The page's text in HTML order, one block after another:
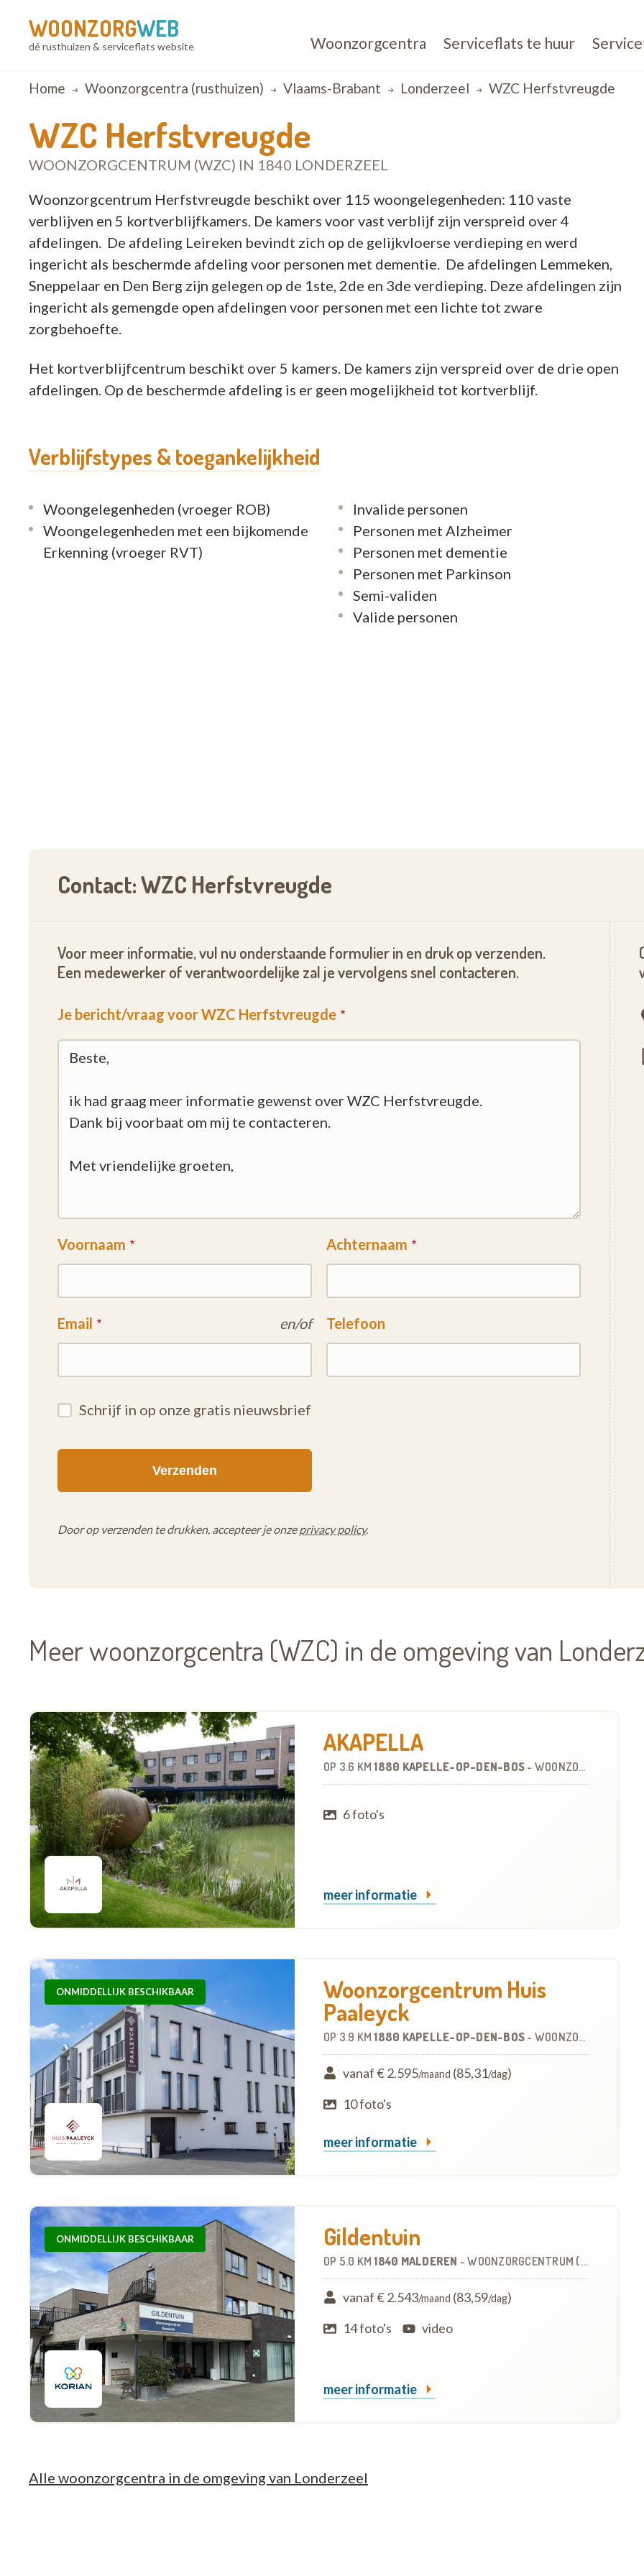
WOONZORGWEB
dé rusthuizen & serviceflats website Woonzorgcentra Serviceflats te huur
Breadcrumb
Home Woonzorgcentra (rusthuizen) Vlaams-Brabant Londerzeel WZC Herfstvreugde
WZC Herfstvreugde
WOONZORGCENTRUM (WZC) IN 1840 LONDERZEEL
Woonzorgcentrum Herfstvreugde beschikt over 115 woongelegenheden: 110 vaste
verblijven en 5 kortverblijfkamers. De kamers voor vast verblijf zijn verspreid over 4
afdelingen. De afdeling Leireken bevindt zich op de gelijkvloerse verdieping en werd
ingericht als beschermde afdeling voor personen met dementie. De afdelingen Lemmeken,
Sneppelaar en Den Berg zijn gelegen op de 1ste, 2de en 3de verdieping. Deze afdelingen zijn
ingericht als gemengde open afdelingen voor personen met een lichte tot zware
zorgbehoefte.
Het kortverblijfcentrum beschikt over 5 kamers. De kamers zijn verspreid over de drie open
afdelingen. Op de beschermde afdeling is er geen mogelijkheid tot kortverblijf.
Verblijfstypes & toegankelijkheid
Woongelegenheden (vroeger ROB)
Woongelegenheden met een bijkomende
Erkenning (vroeger RVT)
Invalide personen
Personen met Alzheimer
Personen met dementie
Personen met Parkinson
Semi-validen
Valide personen
Contact: WZC Herfstvreugde
Voor meer informatie, vul nu onderstaande formulier in en druk op verzenden.
Een medewerker of verantwoordelijke zal je vervolgens snel contacteren.
Je bericht/vraag voor WZC Herfstvreugde
Voornaam Achternaam
Email en/of Telefoon
Schrijf in op onze gratis nieuwsbrief
Door op verzenden te drukken, accepteer je onzeprivacy policy.
Meer woonzorgcentra (WZC) in de omgeving van
AKAPELLA
OP 3.6 KM 1880 KAPELLE-OP-DEN-BOS - WOONZORGCENTRUM (WZC)
6 foto's
meer informatie
ONMIDDELLIJK BESCHIKBAAR Woonzorgcentrum Huis
Paaleyck
OP 3.9 KM 1880 KAPELLE-OP-DEN-BOS - WOONZORGCENTRUM (WZC)
vanaf € 2.595/maand (85,31/dag)
10 foto's
meer informatie
ONMIDDELLIJK BESCHIKBAAR Gildentuin
OP 5.0 KM 1840 MALDEREN -WOONZORGCENTRUM (WZC)
vanaf € 2.543/maand (83,59/dag)
14 foto's
video
meer informatie
Alle woonzorgcentra in de omgeving van Londerzeel